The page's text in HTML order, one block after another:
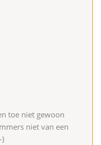
toe niet gewoon
niet van een